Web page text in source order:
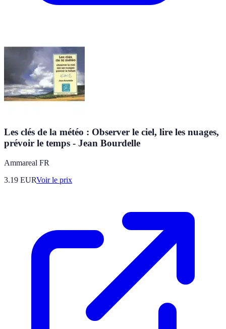
Les clés de la météo : Observer le ciel, lire les nuages,
prévoir le temps - Jean Bourdelle
Ammareal FR
3.19 EURVoir le prix